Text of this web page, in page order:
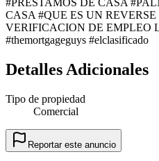
CASA #QUE ES UN REVERSE
VERIFICACION DE EMPLEO
#themortgageguys #elclasificado
Detalles Adicionales
Tipo de propiedad
Comercial
Reportar este anuncio